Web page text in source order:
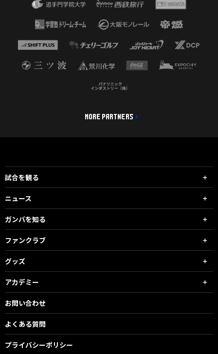
MORE PARTNERS
試合を観る
ニュース
ガンバを知る
ファンクラブ
グッズ
アカデミー
お問い合わせ
よくある質問
プライバシーポリシー